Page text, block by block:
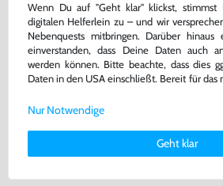
Original Wireless DualShock 4
Controller #Jet Black / schwarz
sehr guter Zustand, gebraucht
Original
nur
Wenn Du auf "Geht klar" klickst, stimmst
digitalen Helferlein zu – und wir
Nebenquests mitbringen. Darüber
einverstanden, dass Deine Daten auch
werden können. Bitte beachte, dass dies
Daten in den USA einschließt. Bereit für das
Weitere Informationen zu den von uns
Deinen Rechten als Nutzer findest Du
Impressum.
Geht klar
Nur Notwendige